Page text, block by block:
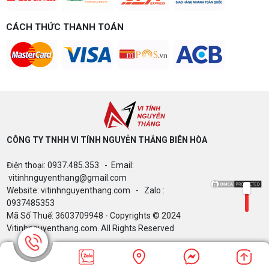
Build PC gaming 15 triệu chơi được
Build PC gaming 15 triệu chơi được game gì? Vi
dễ nâng cấp CPU/VGA sau này, tư vấn miễn phí
theo đúng ngân sách.
Build PC gaming theo ngân sách từ 10-40 triệu:
cách phân bổ CPU, GPU, RAM hợp lý, chọn
Intel/AMD và tránh sai tương thích. Tư vấn miễn
phí tại Vi tính Nguyễn Thắng.
GIGABYTE & INTEL CORE ULTRA 200S
PLUS – NHẬN VOUCHER ĐẾN 800K
Thông báo v/v sử dụng phần mềm bản
quyền ( Vi tính Nguyễn Thắng)
CÁCH THỨC THANH TOÁN
CÔNG TY TNHH VI TÍNH NGUYỄN THẮNG BIÊN HÒA​
Điện thoại: 0937.485.353 - Email:
vitinhnguyenthang@gmail.com
Website: vitinhnguyenthang.com - Zalo :
0937485353
Mã Số Thuế: 3603709948 - Copyrights © 2024
Vitinhnguyenthang.com. All Rights Reserved